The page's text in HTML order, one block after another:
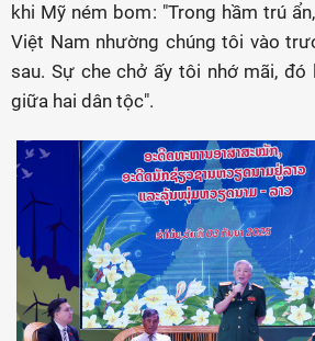
khi Mỹ ném bom: "Trong hầm trú
Việt Nam nhường chúng tôi vào
sau. Sự che chở ấy tôi nhớ mãi,
giữa hai dân tộc".